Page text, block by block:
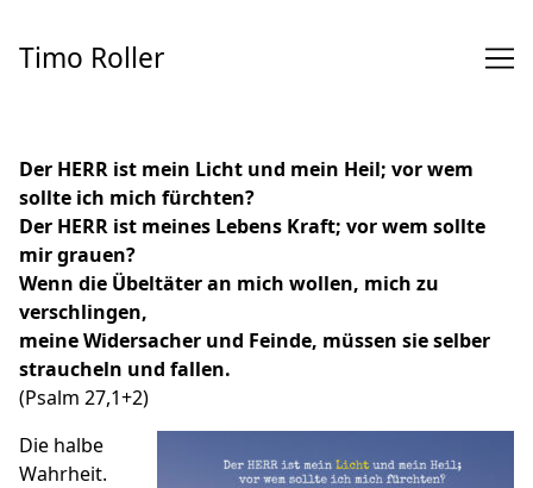
Content
Timo Roller
Der HERR ist mein Licht und mein Heil; vor wem
sollte ich mich fürchten?
Der HERR ist meines Lebens Kraft; vor wem sollte
mir grauen?
Wenn die Übeltäter an mich wollen, mich zu
verschlingen,
meine Widersacher und Feinde, müssen sie selber
straucheln und fallen.
(Psalm 27,1+2)
Die halbe
Wahrheit.